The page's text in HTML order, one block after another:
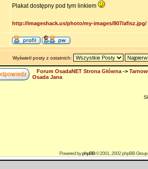
Plakat dostępny pod tym linkiem
http://imageshack.us/photo/my-images/807/afisz.jpg/
Wyświetl posty z ostatnich:
Forum OsadaNET Strona Główna->
Osada Jana
Powered byphpBB© 2001, 2002 phpBB Group